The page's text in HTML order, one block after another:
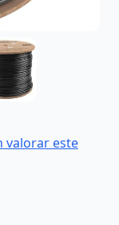
valorar este